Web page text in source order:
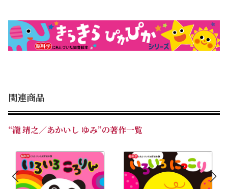
関連商品
“瀧 靖之／あかいし ゆみ”の著作一覧